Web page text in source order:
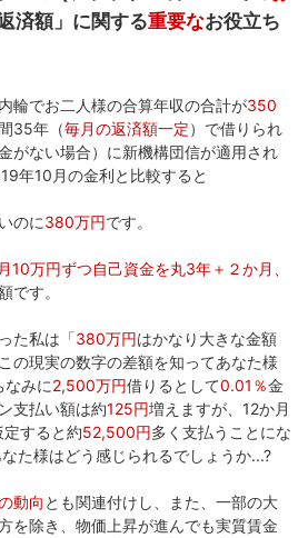
済額」に関する重要なお役立ち
輪でお二人様の合算年収の合計が350
35年（毎月の返済額一定）で借りられ
がない場合）に新機構団信が適用され
年10月の金利と比較すると
のに380万円です。
10万円ずつ自己資金を丸3年＋２か月、
です。
た私は「380万円はかなり大きな金額
の現実の数字の差額を知ってあなた様
なみに2,500万円借りるとして0.01％金
支払い額は約125円増えますが、12か月
すると約52,500円多く支払うことにな
た様はどう感じられるでしょうか...?
動向 とも関連付けし、また、一部の大
を除き、物価上昇が進んでも実質賃金